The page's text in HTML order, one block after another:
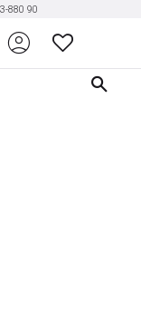
880 90
account_circle FAVORITER